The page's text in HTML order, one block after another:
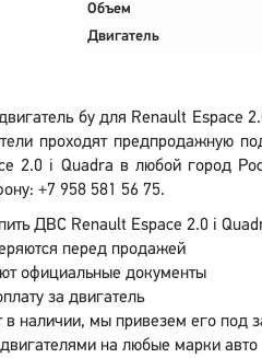
Объем
Двигатель
бу для Renault
проходят предпродажную
2.0 i Quadra в любой город
+7 958 581 56 75.
ДВС Renault Espace 2.0 i
перед продажей
официальные документы
за двигатель
в наличии, мы привезем его под
на любые марки авто